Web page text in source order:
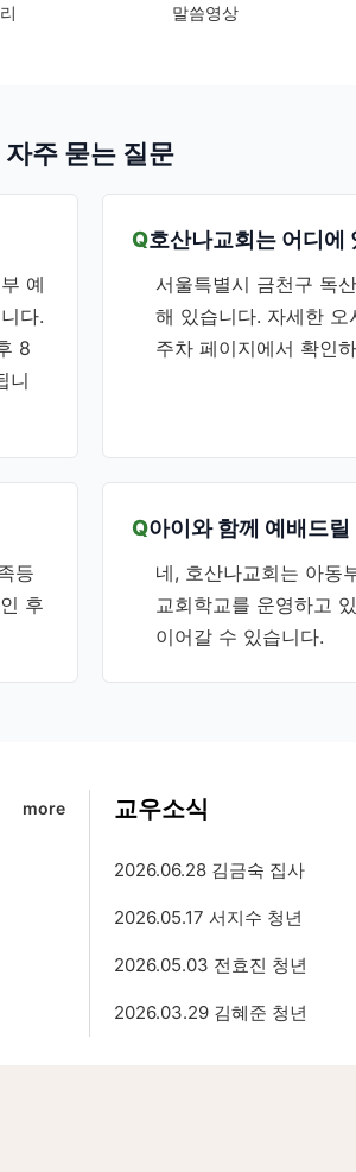
말씀영상
자주 묻는 질문
예
다.
8
니
호산나교회는 어디에
서울특별시 금천구 독
해 있습니다. 자세한
주차 페이지에서 확인
등
후
아이와 함께 예배드
네, 호산나교회는 아동
교회학교를 운영하고
이어갈 수 있습니다.
more 교우소식
2026.06.28 김금숙 집사
2026.05.17 서지수 청년
2026.05.03 전효진 청년
2026.03.29 김혜준 청년